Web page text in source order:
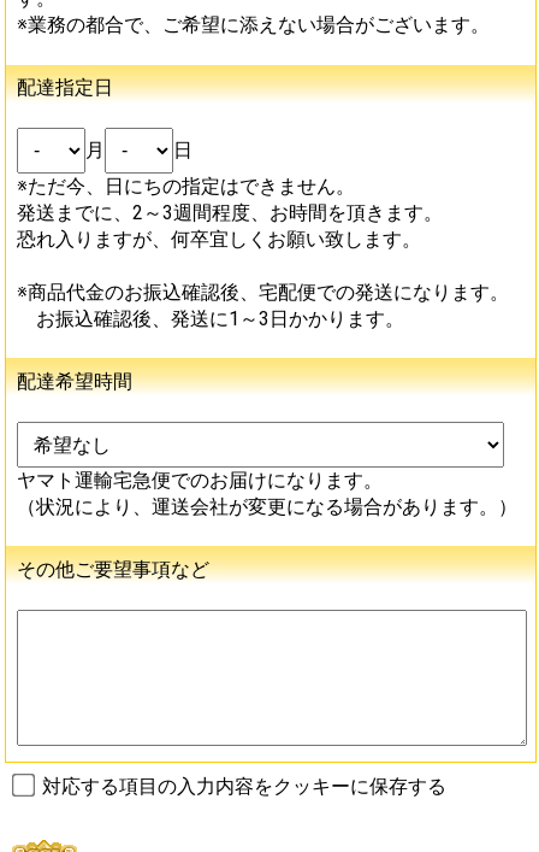
※業務の都合で、ご希望に添えない場合がございます。
配達指定日
月
日
※ただ今、日にちの指定はできません。
発送までに、2～3週間程度、お時間を頂きます。
恐れ入りますが、何卒宜しくお願い致します。
※商品代金のお振込確認後、宅配便での発送になります。
お振込確認後、発送に1～3日かかります。
配達希望時間
ヤマト運輸宅急便でのお届けになります。
（状況により、運送会社が変更になる場合があります。）
その他ご要望事項など
対応する項目の入力内容をクッキーに保存する